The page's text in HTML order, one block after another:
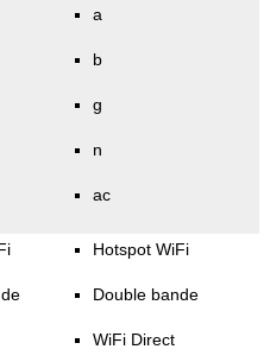
a
b
g
n
ac
Hotspot WiFi
Double bande
WiFi Direct